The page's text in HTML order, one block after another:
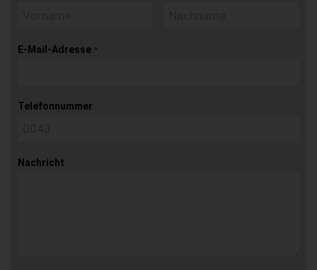
E-Mail-Adresse *
Telefonnummer
Nachricht